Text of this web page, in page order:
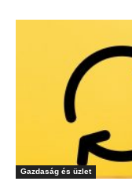
Gazdaság és üzlet